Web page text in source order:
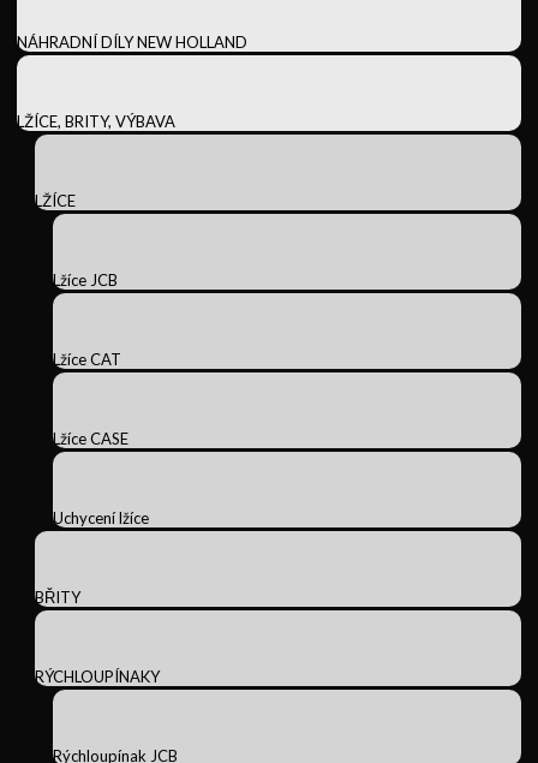
NÁHRADNÍ DÍLY NEW HOLLAND
LŽÍCE, BRITY, VÝBAVA
LŽÍCE
Lžíce JCB
Lžíce CAT
Lžíce CASE
Uchycení lžíce
BŘITY
RÝCHLOUPÍNAKY
Rýchloupínak JCB